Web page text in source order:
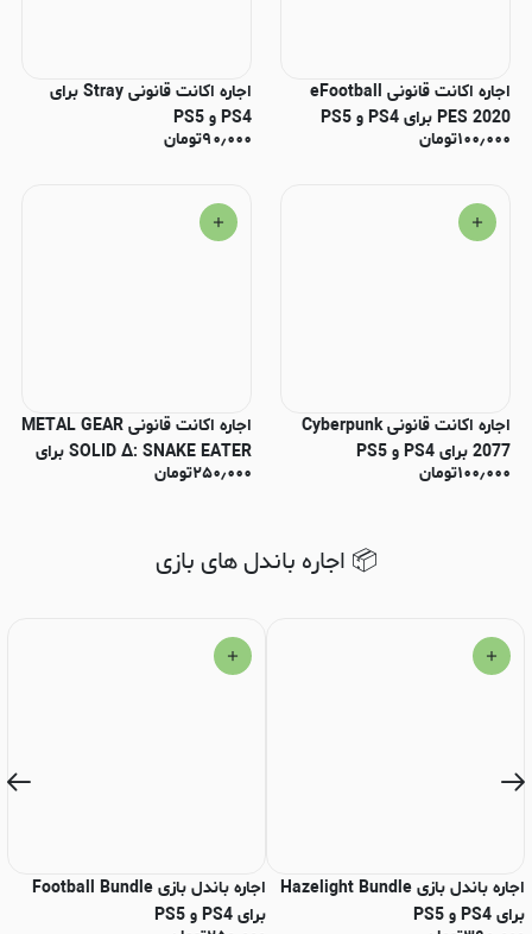
اجاره اکانت قانونی eFootball
PES 2020 برای PS4 و PS5
۱۰۰٫۰۰۰تومان
اجاره اکانت قانونی Stray برای
PS4 و PS5
۹۰٫۰۰۰تومان
اجاره اکانت قانونی Cyberpunk
2077 برای PS4 و PS5
۱۰۰٫۰۰۰تومان
اجاره اکانت قانونی METAL GEAR
SOLID Δ: SNAKE EATER برای
PS4 و PS5
۲۵۰٫۰۰۰تومان
📦 اجاره باندل های بازی
اجاره باندل بازی Hazelight Bundle
برای PS4 و PS5
اجاره باندل بازی Football Bundle
برای PS4 و PS5